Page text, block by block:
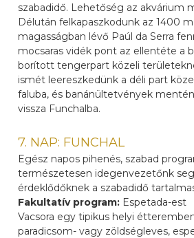
szabadidő. Lehetőség az akvárium
Délután felkapaszkodunk az 1400
magasságban lévő Paúl da Serra
mocsaras vidék pont az ellentéte a
borított tengerpart közeli
ismét leereszkedünk a déli part
faluba, és banánültetvények
vissza Funchalba.
7. NAP: FUNCHAL
Egész napos pihenés, szabad
természetesen idegenvezetőnk
érdeklődőknek a szabadidő
Fakultatív program: Espetada-est
Vacsora egy tipikus helyi
paradicsom- vagy zöldségleves,